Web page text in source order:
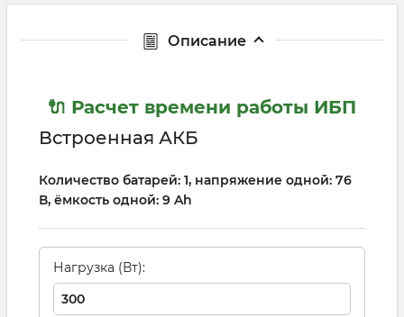
Описание
🔌 Расчет времени работы ИБП
Встроенная АКБ
Количество батарей: 1, напряжение одной: 76
В, ёмкость одной: 9 Ah
Нагрузка (Вт):